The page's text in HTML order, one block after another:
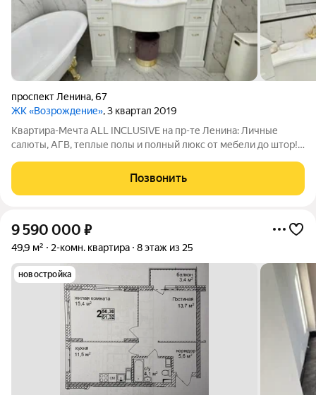
проспект Ленина,67
ЖК «Возрождение», 3 квартал 2019
Квартира-Мечта ALL INCLUSIVE на пр-те Ленина: Личные
салюты, АГВ, теплые полы и полный люкс от мебели до штор!
кинодекорацию для вашей роскошной жизни. Никаких
ремонтов, строительной пыли и бесконечных
Позвонить
9 590 000 ₽
49,9 м² 2-комн. квартира 8 этаж из 25
новостройка